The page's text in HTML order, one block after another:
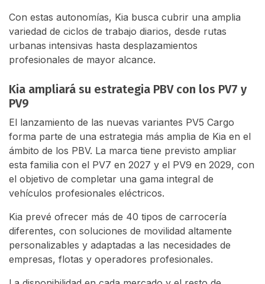
Con estas autonomías, Kia busca cubrir una amplia
variedad de ciclos de trabajo diarios, desde rutas
urbanas intensivas hasta desplazamientos
profesionales de mayor alcance.
Kia ampliará su estrategia PBV con los PV7 y
PV9
El lanzamiento de las nuevas variantes PV5 Cargo
forma parte de una estrategia más amplia de Kia en el
ámbito de los PBV. La marca tiene previsto ampliar
esta familia con el PV7 en 2027 y el PV9 en 2029, con
el objetivo de completar una gama integral de
vehículos profesionales eléctricos.
Kia prevé ofrecer más de 40 tipos de carrocería
diferentes, con soluciones de movilidad altamente
personalizables y adaptadas a las necesidades de
empresas, flotas y operadores profesionales.